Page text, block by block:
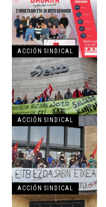
ACCIÓN SINDICAL
ACCIÓN SINDICAL
ACCIÓN SINDICAL